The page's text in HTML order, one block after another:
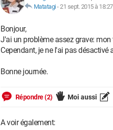
Matatagi-21 sept. 2015 à 18:27
Bonjour,
J'ai un problème assez grave:
Cependant, je ne l'ai pas
Bonne journée.
Répondre (2) Moi aussi
A voir également: